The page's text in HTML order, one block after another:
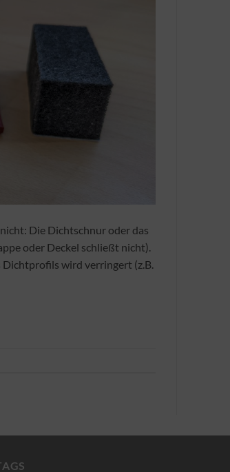
Die Dichtschnur oder das
oder Deckel schließt nicht).
Dichtprofils wird verringert (z.B.